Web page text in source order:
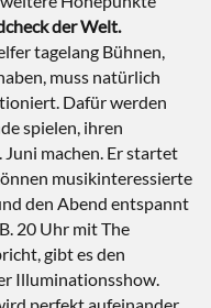
der Welt.
tagelang Bühnen,
muss natürlich
Dafür werden
spielen, ihren
Juni machen. Er startet
musikinteressierte
den Abend entspannt
20 Uhr mit The
gibt es den
Illuminationsshow.